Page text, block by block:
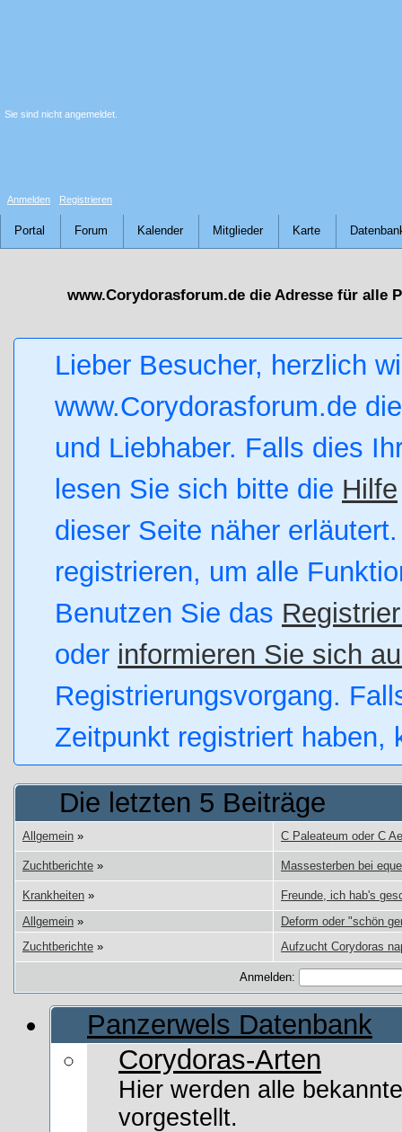
Sie sind nicht angemeldet.
Anmelden Registrieren
Portal Forum Kalender Mitglieder Karte
www.Corydorasforum.de die Adresse für alle
Lieber Besucher, herzlich
www.Corydorasforum.de
und Liebhaber. Falls dies
lesen Sie sich bitte die Hilfe
dieser Seite näher
registrieren, um alle
Benutzen Sie das
oder informieren Sie sich
Registrierungsvorgang.
Zeitpunkt registriert
Die letzten 5 Beiträge
Allgemein » C Paleateum oder C
Zuchtberichte » Massesterben bei
Krankheiten »
Freunde, ich hab's
Allgemein »
Deform oder "schön
Zuchtberichte » Aufzucht Corydoras
Anmelden:
Panzerwels Datenbank
Corydoras-Arten
Hier werden alle
vorgestellt.